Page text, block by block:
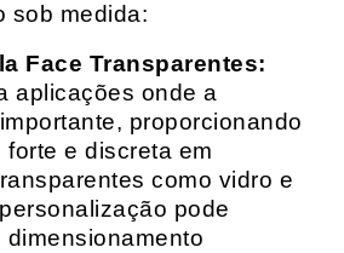
sob medida:
Face Transparentes:
aplicações onde a
proporcionando
forte e discreta em
como vidro e
pode
dimensionamento